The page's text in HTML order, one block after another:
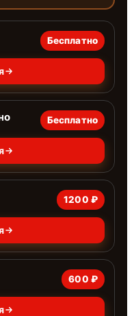
Бесплатно
Бесплатно
1200 ₽
600 ₽